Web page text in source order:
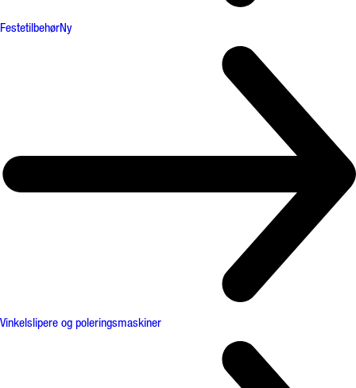
FestetilbehørNy
Vinkelslipere og poleringsmaskiner